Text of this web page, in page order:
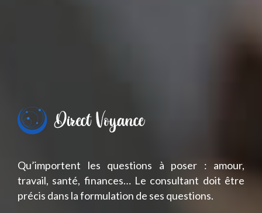
Qu’importent les questions à poser : amour,
travail, santé, finances… Le consultant doit être
précis dans la formulation de ses questions.